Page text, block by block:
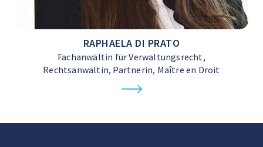
RAPHAELA DI PRATO
Fachanwältin für Verwaltungsrecht,
Rechtsanwältin, Partnerin, Maître en Droit